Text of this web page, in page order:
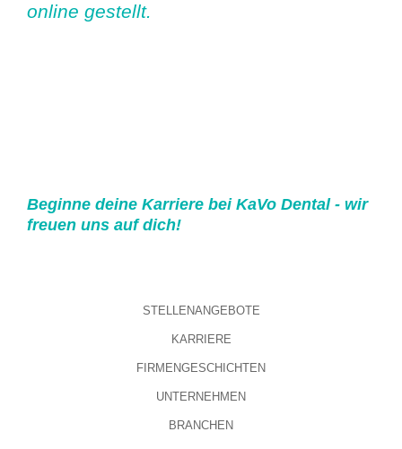
online gestellt.
Beginne deine Karriere bei KaVo Dental - wir
freuen uns auf dich!
STELLENANGEBOTE
KARRIERE
FIRMENGESCHICHTEN
UNTERNEHMEN
BRANCHEN